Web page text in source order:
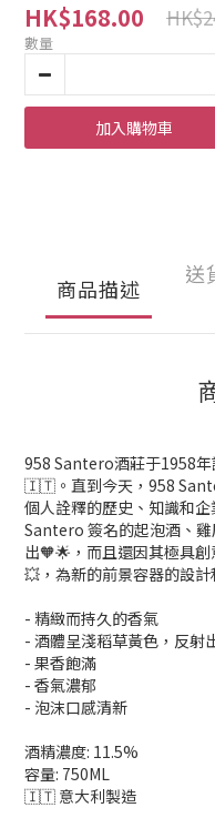
HK$168.00
數量
加入購物車
商品描述
送
958 Santero酒莊于1958
🇮🇹。直到今天，958
個人詮釋的歷史、知識和企
Santero 簽名的起泡酒、
出🧡🌟，而且還因其極具
💥，為新的前景容器的設計
- 精緻而持久的香氣
- 酒體呈淺稻草黃色，反射
- 果香飽滿
- 香氣濃郁
- 泡沫口感清新
酒精濃度: 11.5%
容量: 750ML
🇮🇹 意大利製造